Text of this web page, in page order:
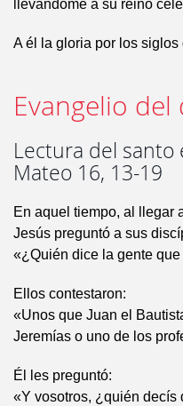
llevándome a su reino
A él la gloria por los siglos
Evangelio del
Lectura del santo
Mateo 16, 13-19
En aquel tiempo, al llegar
Jesús preguntó a sus
«¿Quién dice la gente
Ellos contestaron:
«Unos que Juan el
Jeremías o uno de los
Él les preguntó:
«Y vosotros, ¿quién decís